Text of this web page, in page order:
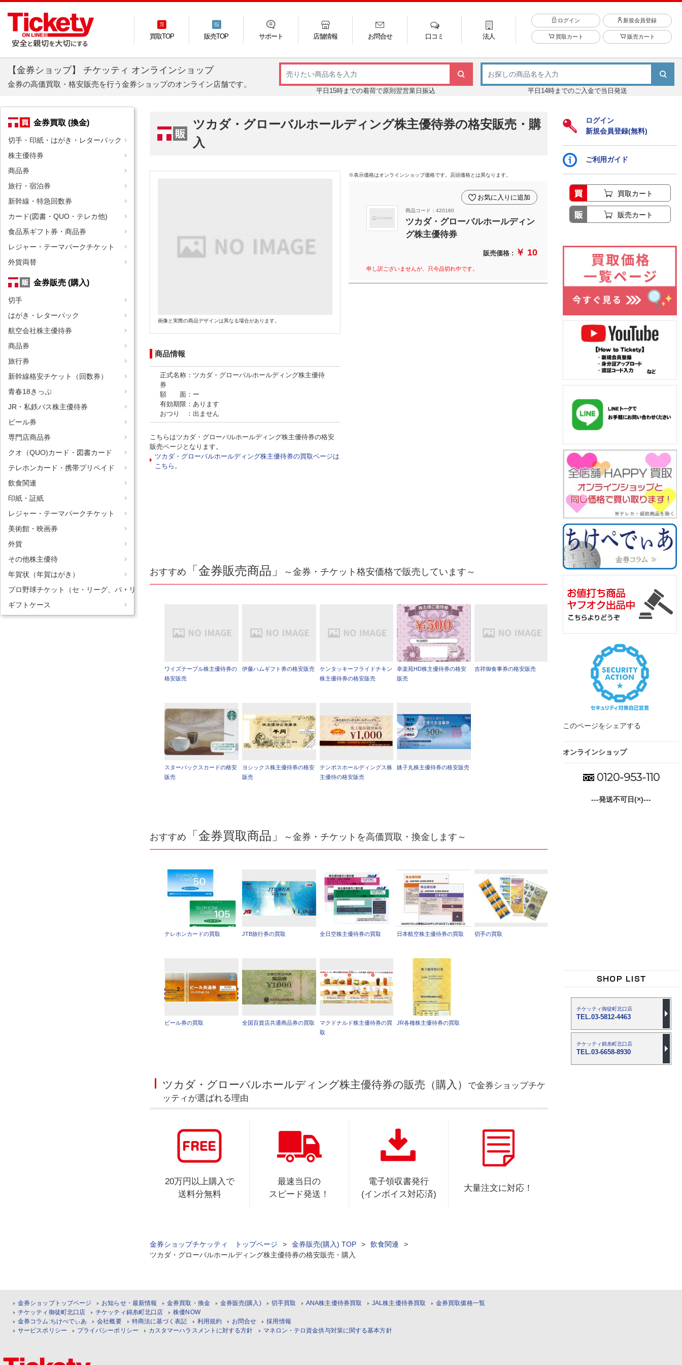
買取TOP 販売TOP サポート
FAQ ご利用ガイド
店舗情報 お問合せ
LINE お電話 メール
口コミ 法人
ログイン 新規会員登録
買取カート 販売カート
【金券ショップ】 チケッティ オンラインショップ
金券の高価買取・格安販売を行う金券ショップのオンライン店舗です。
平日15時までの着荷で原則翌営業日振込 平日14時までのご入金で当日発送
金券買取 (換金)
切手・印紙・はがき・レターパック
株主優待券
商品券
旅行・宿泊券
新幹線・特急回数券
カード(図書・QUO・テレカ他)
食品系ギフト券・商品券
レジャー・テーマパークチケット
外貨両替
金券販売 (購入)
切手
はがき・レターパック
航空会社株主優待券
商品券
旅行券
新幹線格安チケット（回数券）
青春18きっぷ
JR・私鉄バス株主優待券
ビール券
専門店商品券
クオ（QUO)カード・図書カード
テレホンカード・携帯プリペイド
飲食関連
印紙・証紙
レジャー・テーマパークチケット
美術館・映画券
外貨
その他株主優待
年賀状（年賀はがき）
プロ野球チケット（セ・リーグ、パ・リーグ）
ギフトケース
ツカダ・グローバルホールディング株主優待券の格安販売・購
入
画像と実際の商品デザインは異なる場合があります。
商品情報
正式名称：ツカダ・グローバルホールディング株主優待
券
額 面：ー
有効期限：あります
おつり ：出ません
こちらはツカダ・グローバルホールディング株主優待券の格安
販売ページとなります。
ツカダ・グローバルホールディング株主優待券の買取ページは
こちら。
※表示価格はオンラインショップ価格です。店頭価格とは異なります。
商品コード：420160
ツカダ・グローバルホールディン
グ株主優待券
お気に入りに追加
販売価格 : ￥ 10
申し訳ございませんが、只今品切れ中です。
おすすめ 「金券販売商品」 ～金券・チケット格安価格で販売しています～
ワイズテーブル株主優待券の
格安販売
伊藤ハムギフト券の格安販売
ケンタッキーフライドチキン
株主優待券の格安販売
幸楽苑HD株主優待券の格安
販売
吉祥御食事券の格安販売
スターバックスカードの格安
販売
ヨシックス株主優待券の格安
販売
テンポスホールディングス株
主優待の格安販売
銚子丸株主優待券の格安販売
おすすめ 「金券買取商品」 ～金券・チケットを高価買取・換金します～
テレホンカードの買取 JTB旅行券の買取 全日空株主優待券の買取 日本航空株主優待券の買取 切手の買取
ビール券の買取 全国百貨店共通商品券の買取
マクドナルド株主優待券の買
取
JR各種株主優待券の買取
ツカダ・グローバルホールディング株主優待券の販売（購入）
で金券ショップチケ
ッティが選ばれる理由
20万円以上購入で
送料分無料
最速当日の
スピード発送！
電子領収書発行
(インボイス対応済)
大量注文に対応！
金券ショップチケッティ トップページ > 金券販売(購入) TOP > 飲食関連
>
ツカダ・グローバルホールディング株主優待券の格安販売・購入
ログイン
新規会員登録(無料)
ご利用ガイド
買取カート
販売カート
このページをシェアする
オンラインショップ
0120-953-110
---発送不可日(×)---
チケッティ御徒町北口店
TEL.03-5812-4463
チケッティ錦糸町北口店
TEL.03-6658-8930
金券ショップトップページ お知らせ・最新情報 金券買取・換金 金券販売(購入) 切手買取 ANA株主優待券買取 JAL株主優待券買取
金券買取価格一覧
チケッティ御徒町北口店
チケッティ錦糸町北口店
株優NOW
金券コラム:ちけぺでぃあ
会社概要 特商法に基づく表記 利用規約 お問合せ
採用情報
サービスポリシー
プライバシーポリシー カスタマーハラスメントに対する方針 マネロン・テロ資金供与対策に関する基本方針